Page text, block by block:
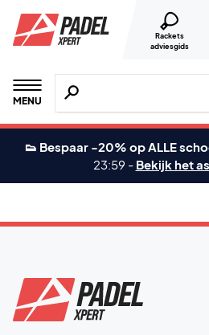
Rackets
adviesgids
MENU
Zoeken naar producten,
👟 Bespaar -20% op ALLE
23:59 - Bekijk het